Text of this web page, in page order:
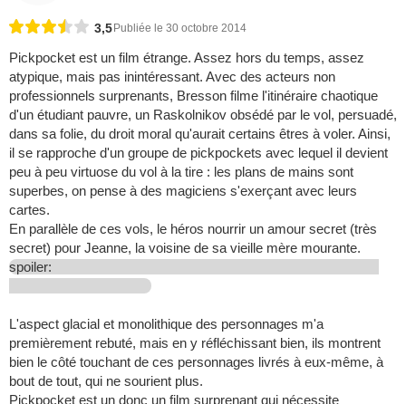
3,5 Publiée le 30 octobre 2014
Pickpocket est un film étrange. Assez hors du temps, assez
atypique, mais pas inintéressant. Avec des acteurs non
professionnels surprenants, Bresson filme l'itinéraire chaotique
d'un étudiant pauvre, un Raskolnikov obsédé par le vol, persuadé,
dans sa folie, du droit moral qu'aurait certains êtres à voler. Ainsi,
il se rapproche d'un groupe de pickpockets avec lequel il devient
peu à peu virtuose du vol à la tire : les plans de mains sont
superbes, on pense à des magiciens s'exerçant avec leurs
cartes.
En parallèle de ces vols, le héros nourrir un amour secret (très
secret) pour Jeanne, la voisine de sa vieille mère mourante.
spoiler:
L'aspect glacial et monolithique des personnages m'a
premièrement rebuté, mais en y réfléchissant bien, ils montrent
bien le côté touchant de ces personnages livrés à eux-même, à
bout de tout, qui ne sourient plus.
Pickpocket est un donc un film surprenant qui nécessite